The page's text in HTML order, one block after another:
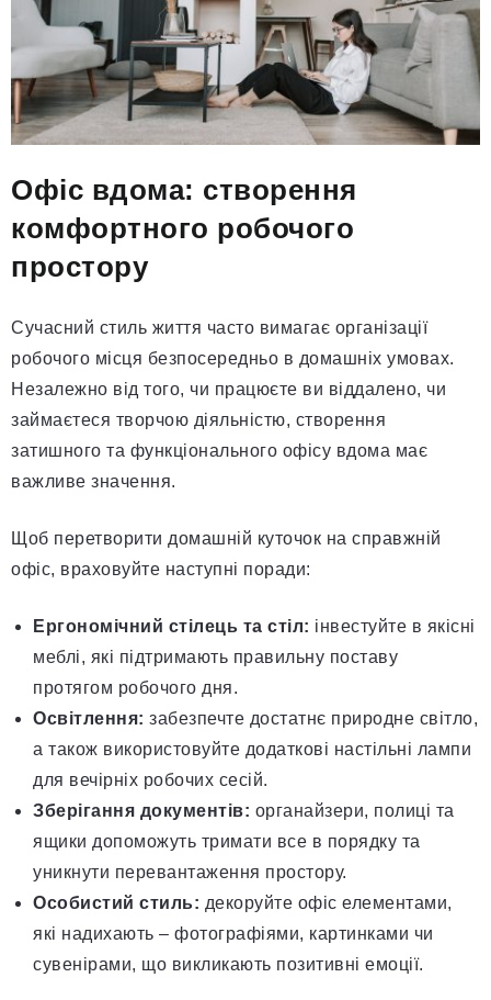
Офіс вдома: створення
комфортного робочого
простору
Сучасний стиль життя часто вимагає організації
робочого місця безпосередньо в домашніх умовах.
Незалежно від того, чи працюєте ви віддалено, чи
займаєтеся творчою діяльністю, створення
затишного та функціонального офісу вдома має
важливе значення.
Щоб перетворити домашній куточок на справжній
офіс, враховуйте наступні поради:
Ергономічний стілець та стіл: інвестуйте в якісні
меблі, які підтримають правильну поставу
протягом робочого дня.
Освітлення: забезпечте достатнє природне світло,
а також використовуйте додаткові настільні лампи
для вечірніх робочих сесій.
Зберігання документів: органайзери, полиці та
ящики допоможуть тримати все в порядку та
уникнути перевантаження простору.
Особистий стиль: декоруйте офіс елементами,
які надихають – фотографіями, картинками чи
сувенірами, що викликають позитивні емоції.